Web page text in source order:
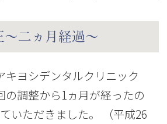
～二ヵ月経過～
キヨシデンタルクリニック
調整から1ヵ月が経ったの
いただきました。 （平成26